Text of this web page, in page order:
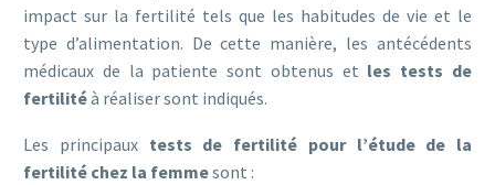
impact sur la fertilité tels que les habitudes de vie et le
type d’alimentation. De cette manière, les antécédents
médicaux de la patiente sont obtenus et les tests de
fertilitéà réaliser sont indiqués.
Les principaux tests de fertilité pour l’étude de la
fertilité chez la femmesont :